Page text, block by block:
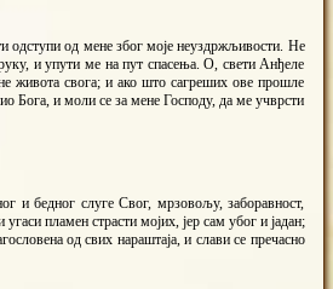
одступи од мене због моје неуздржљивости. Не
и упути ме на пут спасења. О, свети Анђеле
живота свога; и ако што сагреших ове прошле
Бога, и моли се за мене Господу, да ме учврсти
и бедног слуге Свог, мрзовољу, заборавност,
пламен страсти мојих, јер сам убог и јадан;
од свих нараштаја, и слави се пречасно